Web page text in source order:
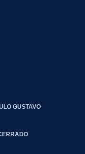
GUSTAVO